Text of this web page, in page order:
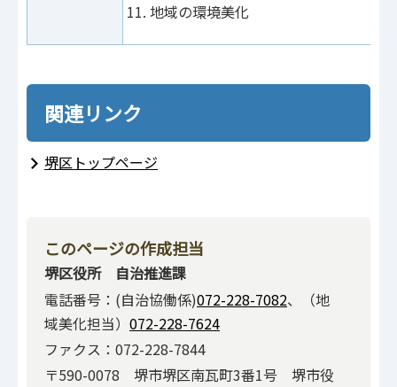
地域の環境美化
関連リンク
堺区トップページ
このページの作成担当
堺区役所 自治推進課
電話番号：(自治協働係)072-228-7082、（地
域美化担当） 072-228-7624
ファクス：072-228-7844
〒590-0078 堺市堺区南瓦町3番1号 堺市役